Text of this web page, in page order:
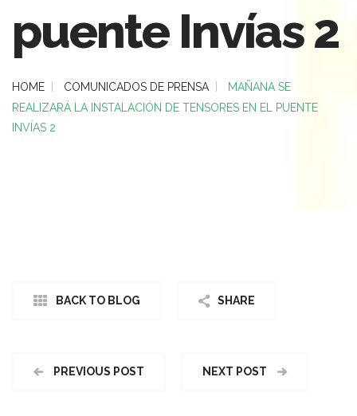
puente Invías 2
HOME COMUNICADOS DE PRENSA
MAÑANA SE
REALIZARÁ LA INSTALACIÓN DE TENSORES EN EL PUENTE
INVÍAS 2
BACK TO BLOG SHARE
PREVIOUS POST NEXT POST